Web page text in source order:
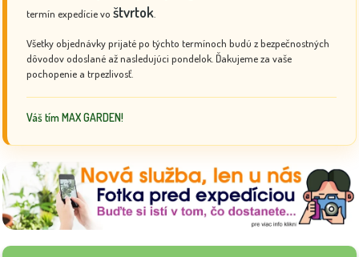
termín expedície vo štvrtok
Všetky objednávky prijaté po týchto termínoch budú z bezpečnostných
dôvodov odoslané až nasledujúci pondelok. Ďakujeme za vaše
pochopenie a trpezlivosť.
Váš tím MAX GARDEN!